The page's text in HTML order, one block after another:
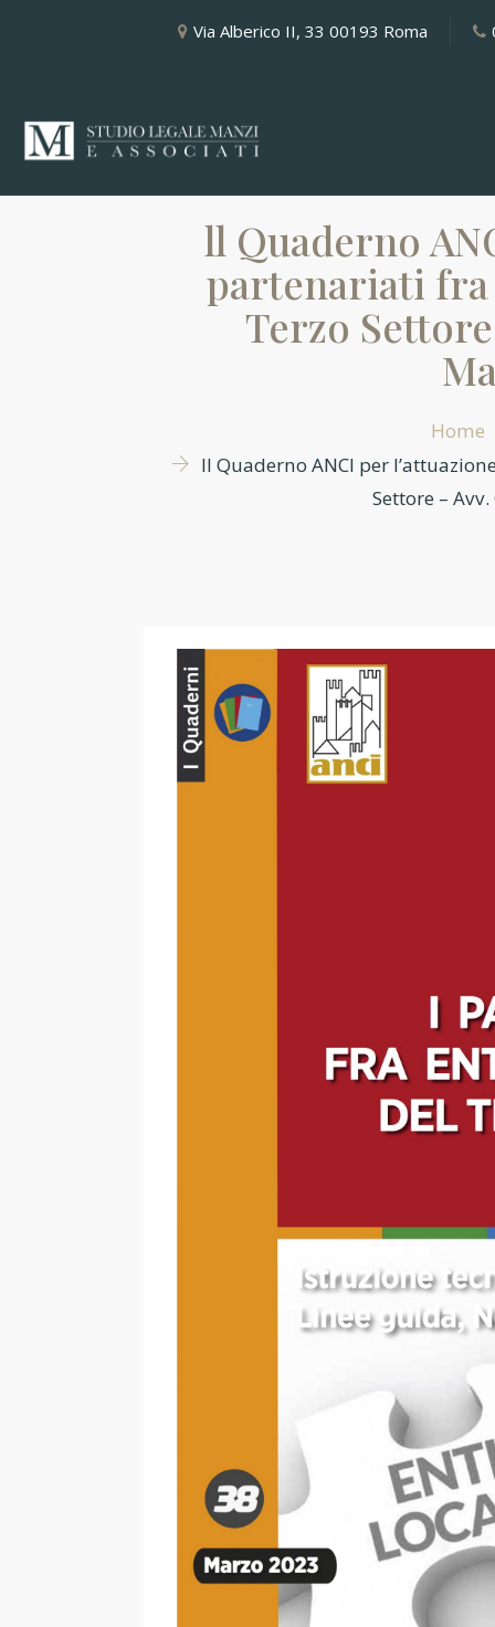
Via Alberico II, 33 00193 Roma
ll Quaderno
partenariati
Terzo
Home
ll Quaderno ANCI per
Settore –